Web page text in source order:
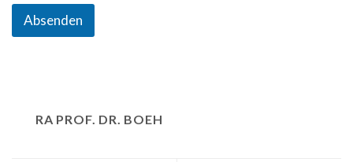
Absenden
RA PROF. DR. BOEH